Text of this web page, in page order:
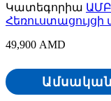
Կատեգորիա
49,900 AMD
Ամսական